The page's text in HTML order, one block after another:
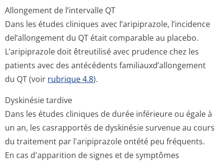
Allongement de l’intervalle QT
Dans les études cliniques avec l’aripiprazole, l’incidence
del’allongement du QT était comparable au placebo.
L’aripiprazole doit êtreutilisé avec prudence chez les
patients avec des antécédents familiauxd’allon­gement
du QT (voir rubrique 4.8).
Dyskinésie tardive
Dans les études cliniques de durée inférieure ou égale à
un an, les casrapportés de dyskinésie survenue au cours
du traitement par l'aripiprazole ontété peu fréquents.
En cas d'apparition de signes et de symptômes